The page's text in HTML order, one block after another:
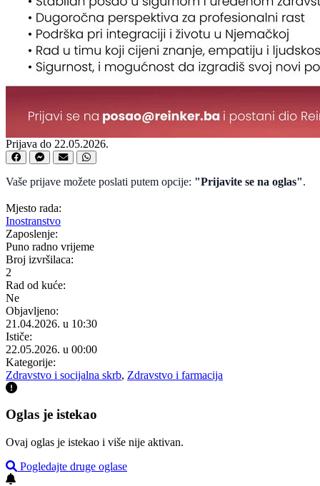
Prijava do 22.05.2026.
Vaše prijave možete poslati putem opcije: "Prijavite se na oglas".
Mjesto rada:
Inostranstvo
Zaposlenje:
Puno radno vrijeme
Broj izvršilaca:
2
Rad od kuće:
Ne
Objavljeno:
21.04.2026. u 10:30
Ističe:
22.05.2026. u 00:00
Kategorije:
Zdravstvo i socijalna skrb, Zdravstvo i farmacija
Oglas je istekao
Ovaj oglas je istekao i više nije aktivan.
Pogledajte druge oglase